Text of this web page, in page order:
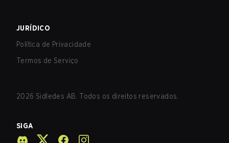
JURÍDICO
Política de Privacidade
Termos de Serviço
2026 Sidledes AB. Todos os direitos reservados.
SIGA